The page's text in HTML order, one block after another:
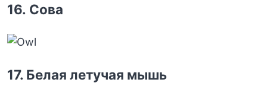
16. Сова
17. Белая летучая мышь